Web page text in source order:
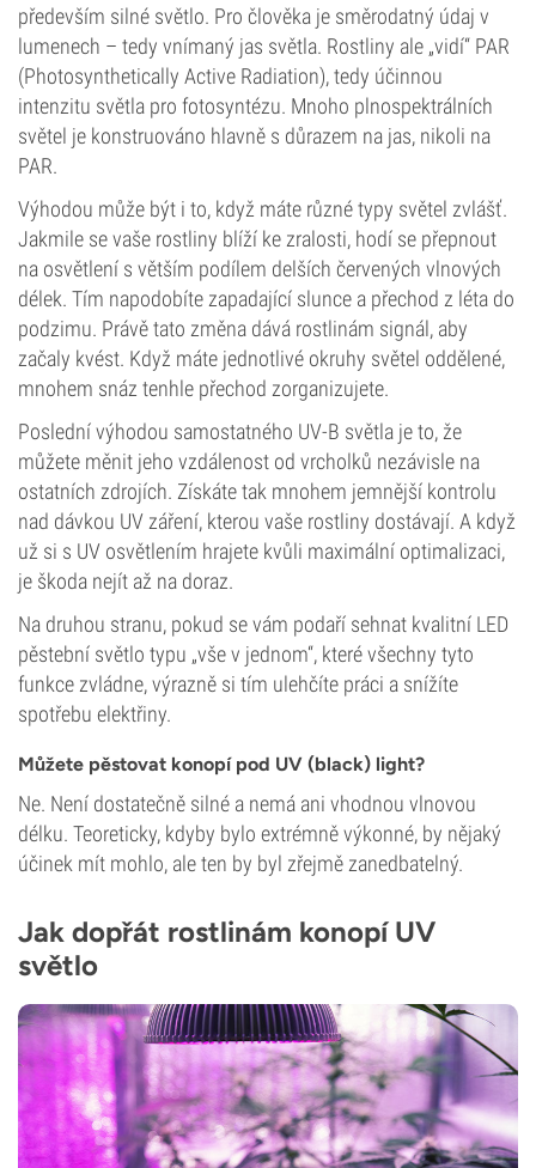
především silné světlo. Pro člověka je směrodatný údaj v
lumenech – tedy vnímaný jas světla. Rostliny ale „vidí“ PAR
(Photosynthetically Active Radiation), tedy účinnou
intenzitu světla pro fotosyntézu. Mnoho plnospektrálních
světel je konstruováno hlavně s důrazem na jas, nikoli na
PAR.
Výhodou může být i to, když máte různé typy světel zvlášť.
Jakmile se vaše rostliny blíží ke zralosti, hodí se přepnout
na osvětlení s větším podílem delších červených vlnových
délek. Tím napodobíte zapadající slunce a přechod z léta do
podzimu. Právě tato změna dává rostlinám signál, aby
začaly kvést. Když máte jednotlivé okruhy světel oddělené,
mnohem snáz tenhle přechod zorganizujete.
Poslední výhodou samostatného UV-B světla je to, že
můžete měnit jeho vzdálenost od vrcholků nezávisle na
ostatních zdrojích. Získáte tak mnohem jemnější kontrolu
nad dávkou UV záření, kterou vaše rostliny dostávají. A když
už si s UV osvětlením hrajete kvůli maximální optimalizaci,
je škoda nejít až na doraz.
Na druhou stranu, pokud se vám podaří sehnat kvalitní LED
pěstební světlo typu „vše v jednom“, které všechny tyto
funkce zvládne, výrazně si tím ulehčíte práci a snížíte
spotřebu elektřiny.
Můžete pěstovat konopí pod UV (black) light?
Ne. Není dostatečně silné a nemá ani vhodnou vlnovou
délku. Teoreticky, kdyby bylo extrémně výkonné, by nějaký
účinek mít mohlo, ale ten by byl zřejmě zanedbatelný.
Jak dopřát rostlinám konopí UV
světlo